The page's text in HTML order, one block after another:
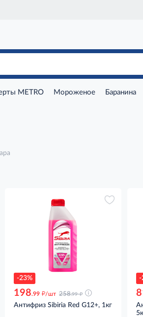
METRO Мороженое Баранина
-23%
198.99 д/шт 258.99 д
Антифриз Sibiria Red G12+, 1кг
-